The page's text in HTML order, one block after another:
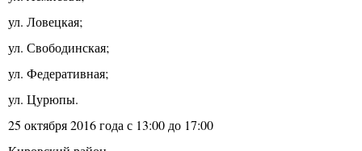
ул. Ловецкая;
ул. Свободинская;
ул. Федеративная;
ул. Цурюпы.
25 октября 2016 года с 13:00 до 17:00